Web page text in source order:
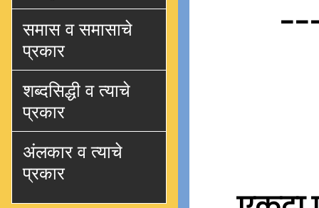
समास व समासाचे
प्रकार
शब्दसिद्धी व त्याचे
प्रकार
अंलकार व त्याचे
प्रकार